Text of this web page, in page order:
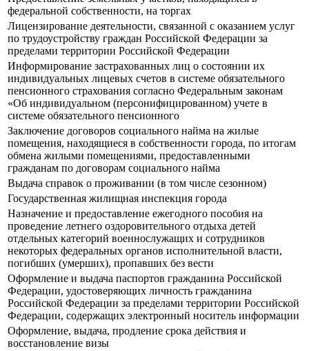
федеральной собственности, на торгах
Лицензирование деятельности, связанной с оказанием услуг
по трудоустройству граждан Российской Федерации за
пределами территории Российской Федерации
Информирование застрахованных лиц о состоянии их
индивидуальных лицевых счетов в системе обязательного
пенсионного страхования согласно Федеральным законам
«Об индивидуальном (персонифицированном) учете в
системе обязательного пенсионного
Заключение договоров социального найма на жилые
помещения, находящиеся в собственности города, по итогам
обмена жилыми помещениями, предоставленными
гражданам по договорам социального найма
Выдача справок о проживании (в том числе сезонном)
Государственная жилищная инспекция города
Назначение и предоставление ежегодного пособия на
проведение летнего оздоровительного отдыха детей
отдельных категорий военнослужащих и сотрудников
некоторых федеральных органов исполнительной власти,
погибших (умерших), пропавших без вести
Оформление и выдача паспортов гражданина Российской
Федерации, удостоверяющих личность гражданина
Российской Федерации за пределами территории Российской
Федерации, содержащих электронный носитель информации
Оформление, выдача, продление срока действия и
восстановление визы